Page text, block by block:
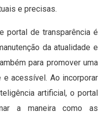
e precisas.
portal de transparência é
da atualidade e
para promover uma
acessível. Ao incorporar
artificial, o portal
a maneira como as